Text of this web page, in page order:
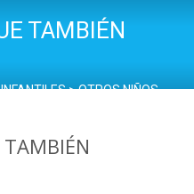
TAMBIÉN
>OTROS NIÑOS
TAMBIÉN